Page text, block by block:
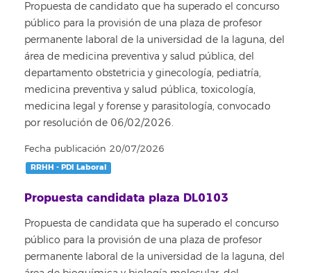
Propuesta de candidato que ha superado el concurso
público para la provisión de una plaza de profesor
permanente laboral de la universidad de la laguna, del
área de medicina preventiva y salud pública, del
departamento obstetricia y ginecología, pediatría,
medicina preventiva y salud pública, toxicología,
medicina legal y forense y parasitología, convocado
por resolución de 06/02/2026.
Fecha publicación 20/07/2026
RRHH - PDI Laboral
Propuesta candidata plaza DL0103
Propuesta de candidata que ha superado el concurso
público para la provisión de una plaza de profesor
permanente laboral de la universidad de la laguna, del